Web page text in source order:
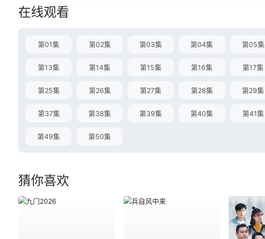
在线观看
第01集 第02集 第03集 第04集 第05集
第13集 第14集 第15集 第16集 第17集
第25集 第26集 第27集 第28集 第29集
第37集 第38集 第39集 第40集 第41集
第49集 第50集
猜你喜欢